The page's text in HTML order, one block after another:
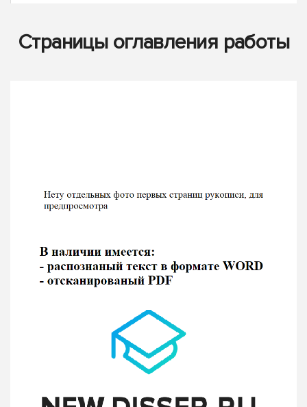
Страницы оглавления работы